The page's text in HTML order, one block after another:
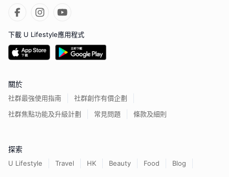
下載 U Lifestyle應用程式
關於
社群最強使用指南
社群創作有價企劃
社群焦點功能及升級計劃
常見問題 條款及細則
探索
U Lifestyle Travel HK Beauty Food
Blog